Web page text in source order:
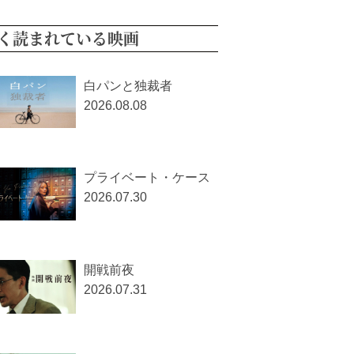
読まれている映画
白パンと独裁者
2026.08.08
プライベート・ケース
2026.07.30
開戦前夜
2026.07.31